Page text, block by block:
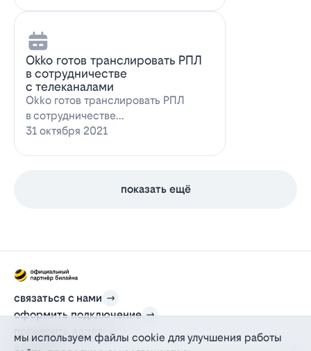
Оkko готов транслировать РПЛ
в сотрудничестве
с телеканалами
Оkko готов транслировать РПЛ
в сотрудничестве
с каналамиВидеосервис Okko
31 октября 2021
показать ещё
связаться с нами
оформить подключение
проверить адрес
для дома
мы используем файлы cookie для улучшения работы